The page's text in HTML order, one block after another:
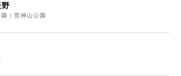
｜荒神山公園